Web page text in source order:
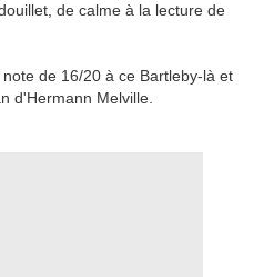
de calme à la lecture de
note de 16/20 à ce Bartleby-là et
d'Hermann Melville.